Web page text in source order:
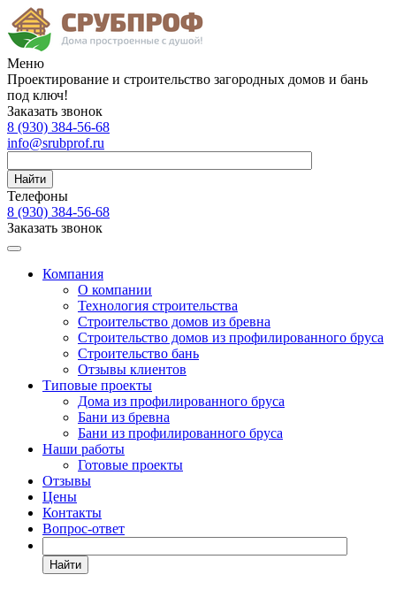
Меню
Проектирование и строительство загородных домов и бань
под ключ!
Заказать звонок
8 (930) 384-56-68
info@srubprof.ru
Найти
Телефоны
8 (930) 384-56-68
Заказать звонок
Компания
О компании
Технология строительства
Строительство домов из бревна
Строительство домов из профилированного бруса
Строительство бань
Отзывы клиентов
Типовые проекты
Дома из профилированного бруса
Бани из бревна
Бани из профилированного бруса
Наши работы
Готовые проекты
Отзывы
Цены
Контакты
Вопрос-ответ
Найти